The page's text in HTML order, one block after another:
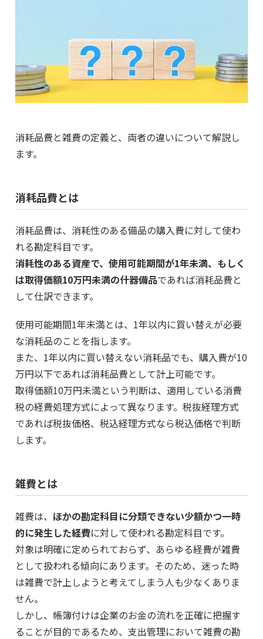
消耗品費と雑費の定義と、両者の違いについて解説し
ます。
消耗品費とは
消耗品費は、消耗性のある備品の購入費に対して使わ
れる勘定科目です。
消耗性のある資産で、使用可能期間が1年未満、もしく
は取得価額10万円未満の什器備品であれば消耗品費と
して仕訳できます。
使用可能期間1年未満とは、1年以内に買い替えが必要
な消耗品のことを指します。
また、1年以内に買い替えない消耗品でも、購入費が10
万円以下であれば消耗品費として計上可能です。
取得価額10万円未満という判断は、適用している消費
税の経費処理方式によって異なります。税抜経理方式
であれば税抜価格、税込経理方式なら税込価格で判断
します。
雑費とは
雑費は、 ほかの勘定科目に分類できない少額かつ一時
的に発生した経費に対して使われる勘定科目です。
対象は明確に定められておらず、あらゆる経費が雑費
として扱われる傾向にあります。そのため、迷った時
は雑費で計上しようと考えてしまう人も少なくありま
せん。
しかし、帳簿付けは企業のお金の流れを正確に把握す
ることが目的であるため、支出管理において雑費の勘